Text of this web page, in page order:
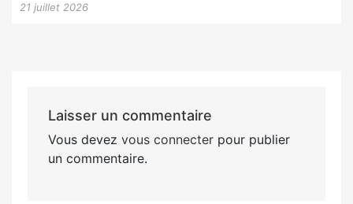
21 juillet 2026
Laisser un commentaire
Vous devez vous connecterpour publier
un commentaire.